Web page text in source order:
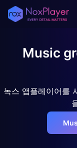
Music
녹스 앱플레이어를